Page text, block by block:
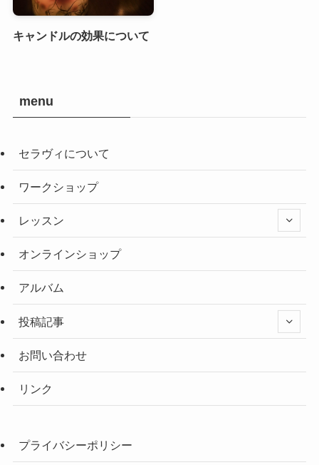
キャンドルの効果について
menu
セラヴィについて
ワークショップ
レッスン
オンラインショップ
アルバム
投稿記事
お問い合わせ
リンク
プライバシーポリシー